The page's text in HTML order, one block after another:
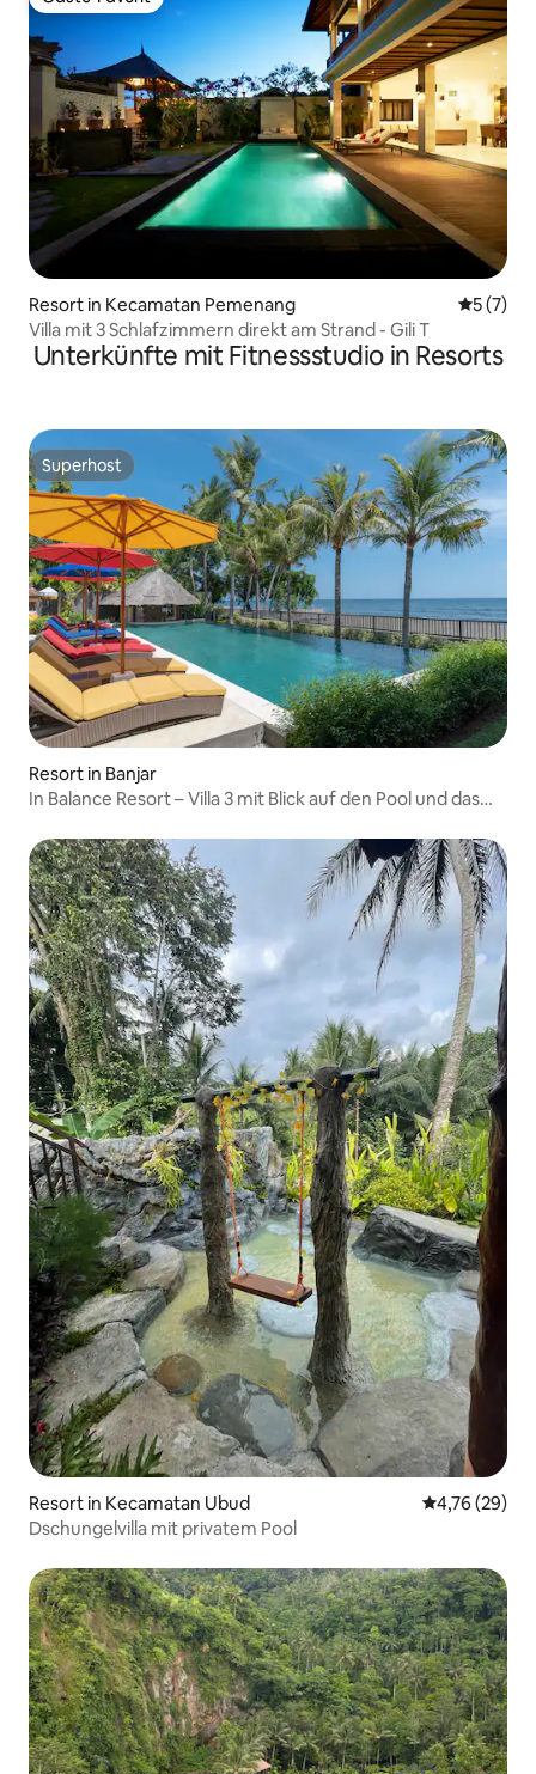
Gäste-Favorit
Resort in Kecamatan Pemenang
5 (7)
Villa mit 3 Schlafzimmern direkt am Strand - Gili T
Unterkünfte mit Fitnessstudio in Resorts
Superhost
Superhost
Resort in Banjar
In Balance Resort – Villa 3 mit Blick auf den Pool und das
Resort in Kecamatan Ubud
4,76 (29)
Dschungelvilla mit privatem Pool